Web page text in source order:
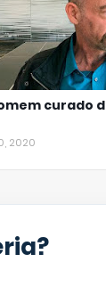
curado
2020